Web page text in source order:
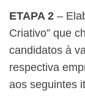
ETAPA 2 –
Criativo” que
candidatos à
respectiva
aos seguintes